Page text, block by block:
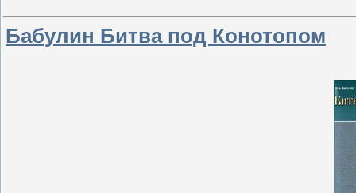
Бабулин Битва под Конотопом